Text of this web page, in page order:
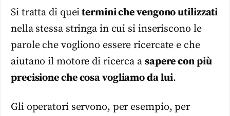
Si tratta di queitermini che vengono utilizzati
nella stessa stringa in cui si inseriscono le
parole che vogliono essere ricercate e che
aiutano il motore di ricerca a sapere con più
precisione che cosa vogliamo da lui.
Gli operatori servono, per esempio, per